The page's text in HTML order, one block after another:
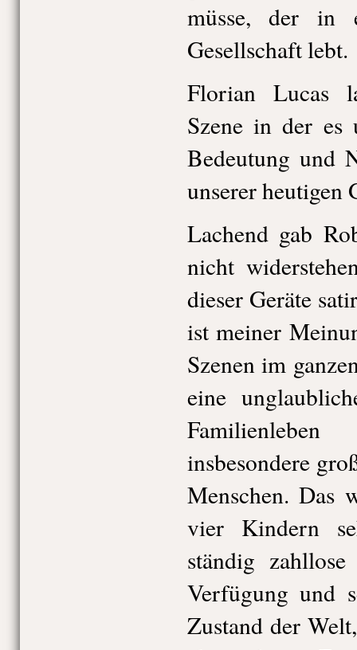
müsse, der in
Gesellschaft lebt.
Florian Lucas
Szene in der es
Bedeutung und
unserer heutigen
Lachend gab
nicht
dieser Geräte
ist meiner
Szenen im
eine
insbesondere
Menschen. Das
vier Kindern
ständig
Verfügung und
Zustand der